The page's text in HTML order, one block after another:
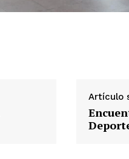
Artículo